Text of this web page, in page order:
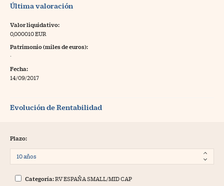
Última valoración
Valor liquidativo:
0,000010 EUR
Patrimonio (miles de euros):
·
Fecha:
14/09/2017
Evolución de Rentabilidad
Plazo:
Categoría:RV ESPAÑA SMALL/MID CAP